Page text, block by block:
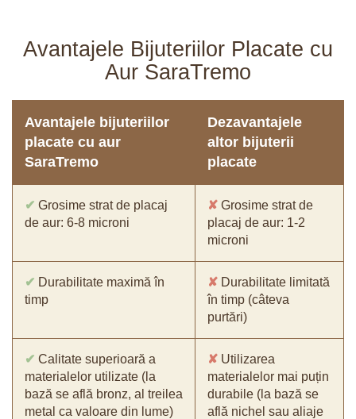
Avantajele Bijuteriilor Placate cu
Aur SaraTremo
Avantajele bijuteriilor
placate cu aur
SaraTremo
Dezavantajele
altor bijuterii
placate
✔ Grosime strat de placaj
de aur: 6-8 microni
✘ Grosime strat de
placaj de aur: 1-2
microni
✔ Durabilitate maximă în
timp
✘ Durabilitate limitată
în timp (câteva
purtări)
✔ Calitate superioară a
materialelor utilizate (la
bază se află bronz, al treilea
metal ca valoare din lume)
✘ Utilizarea
materialelor mai puțin
durabile (la bază se
află nichel sau aliaje